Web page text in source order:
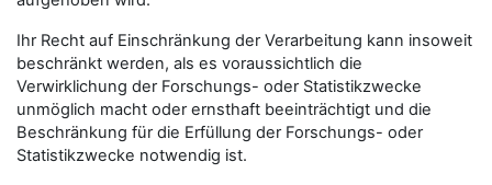
Ihr Recht auf Einschränkung der Verarbeitung kann insoweit
beschränkt werden, als es voraussichtlich die
Verwirklichung der Forschungs- oder Statistikzwecke
unmöglich macht oder ernsthaft beeinträchtigt und die
Beschränkung für die Erfüllung der Forschungs- oder
Statistikzwecke notwendig ist.